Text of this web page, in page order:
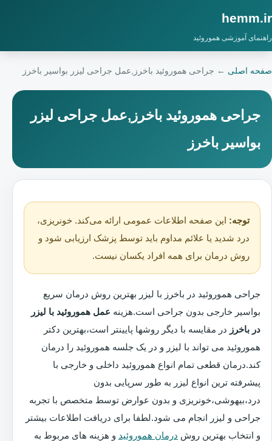
hemm.ir
راهنمای آموزشی هموروئید
صفحه اصلی ← جراحی هموروئید باخرز,عمل جراحی لیزر بواسیر باخرز
جراحی هموروئید باخرز,عمل جراحی لیزر
بواسیر باخرز
توجه: این صفحه اطلاعات عمومی ارائه می‌کند. خونریزی،
درد شدید یا علائم مداوم باید توسط پزشک ارزیابی شود و
روش درمان برای همه افراد یکسان نیست.
جراحی هموروئید در باخرز با لیزر بهترین روش درمان سریع
بواسیر خارجی بدون جراحی است.هزینه عمل هموروئید با لیزر
در باخرز در مقایسه با دیگر روشها پایینتر است،بهترین دکتر
هموروئید می تواند با لیزر و در یک جلسه هموروئید را درمان
کند.درمان قطعی تمام انواع هموروئید داخلی و خارجی با
پیشرفته ترین انواع لیزر به طور سرپایی بدون
درد،بیهوشی،خونریزی و بدون عوارض توسط متخصص با تجربه
جراحی و لیزر انجام می شود.لطفا برای دریافت اطلاعات بیشتر
و انتخاب بهترین روش درمان هموروئید و هزینه های مربوط به